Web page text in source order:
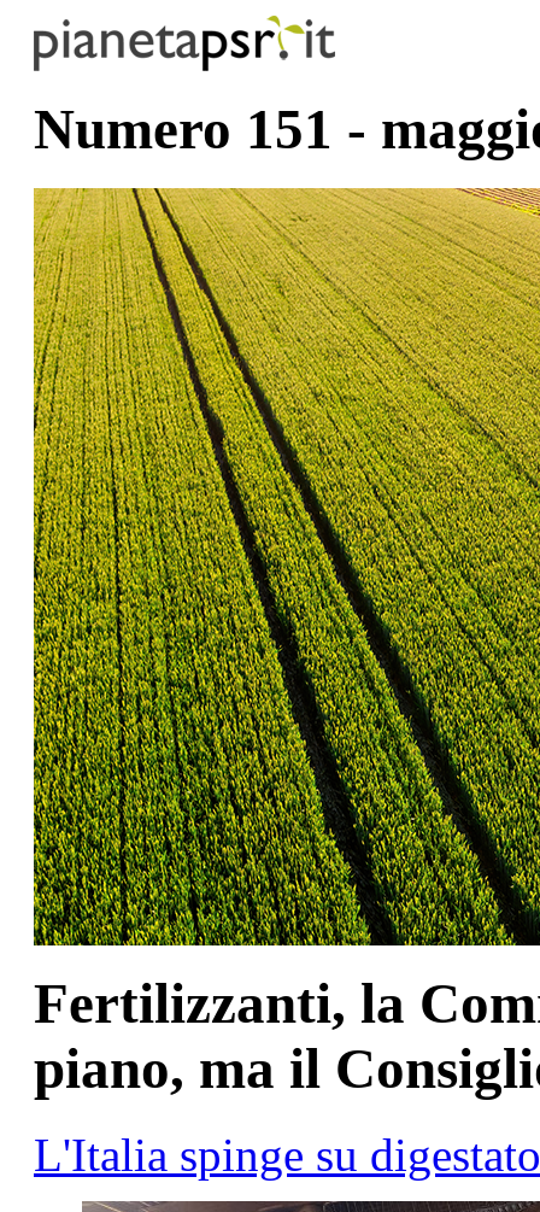
Numero 151 -
Fertilizzanti, la
piano, ma il
L'Italia spinge su